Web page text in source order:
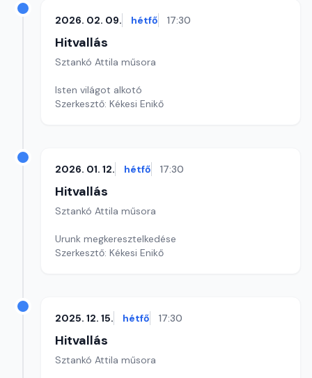
2026. 02. 09. hétfő 17:30
Hitvallás
Sztankó Attila műsora
Isten világot alkotó
Szerkesztő: Kékesi Enikő
2026. 01. 12. hétfő 17:30
Hitvallás
Sztankó Attila műsora
Urunk megkeresztelkedése
Szerkesztő: Kékesi Enikő
2025. 12. 15. hétfő 17:30
Hitvallás
Sztankó Attila műsora